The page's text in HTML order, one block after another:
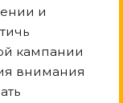
и
кампании
внимания